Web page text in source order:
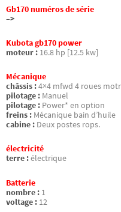
Gb170 numéros de série
–>
Kubota gb170 power
moteur : 16.8 hp [12.5 kw]
Mécanique
châssis :4×4 mfwd 4 roues
pilotage : Manuel
pilotage : Power* en option
freins : Mécanique bain d’huile
cabine : Deux postes rops.
électricité
terre :électrique
Batterie
nombre : 1
voltage : 12